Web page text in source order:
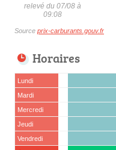
relevé du 07/08 à
09:08
Source prix-carburants.gouv.fr
Horaires
Lundi
Mardi
Mercredi
Jeudi
Vendredi